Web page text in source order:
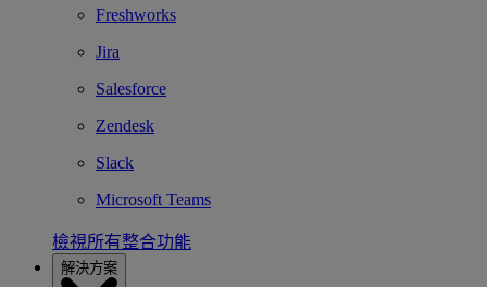
Freshworks
Jira
Salesforce
Zendesk
Slack
Microsoft Teams
檢視所有整合功能
解決方案